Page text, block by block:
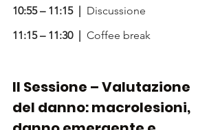
10:55 – 11:15  | Discussione
11:15 – 11:30  | Coffee break
II Sessione – Valutazione
del danno: macrolesioni,